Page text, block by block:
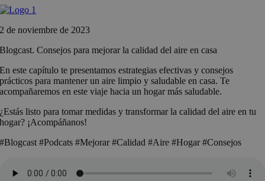
Saltar
contenido
2 de noviembre de 2023
Blogcast. Consejos para mejorar la calidad del aire en casa
En este capítulo te presentamos estrategias efectivas y consejos
prácticos para mantener un aire limpio y saludable en casa. Te
acompañaremos en este viaje hacia un hogar más saludable.
¿Estás listo para tomar medidas y transformar la calidad del aire en tu
hogar? ¡Acompáñanos!
#Blogcast #Podcats #Mejorar #Calidad #Aire #Hogar #Consejos